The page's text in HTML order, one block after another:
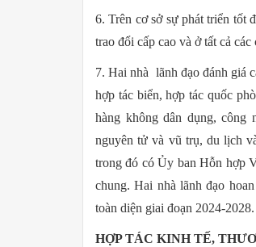
6. Trên cơ sở sự phát triển tốt
trao đổi cấp cao và ở tất cả các
7. Hai nhà lãnh đạo đánh giá
hợp tác biển, hợp tác quốc
hàng không dân dụng, công
nguyên tử và vũ trụ, du lịch
trong đó có Ủy ban Hỗn hợp
chung. Hai nhà lãnh đạo
toàn diện giai đoạn 2024-2028.
HỢP TÁC KINH TẾ,